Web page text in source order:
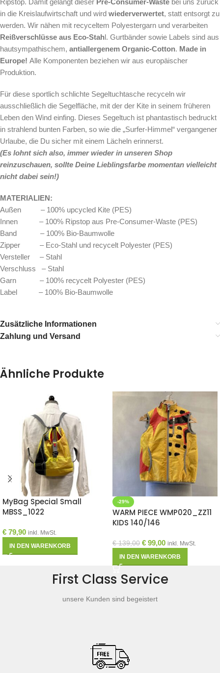
Ripstop. Damit gelangt dieser Pre-Consumer-Waste bei uns zurück
in die Kreislaufwirtschaft und wird wiederverwertet, statt entsorgt zu
werden. Wir nähen mit recyceltem Polyestergarn und verarbeiten
Reißverschlüsse aus Eco-Stahl. Gurtbänder sowie Labels sind aus
hautsympathischem, antiallergenem Organic-Cotton. Made in
Europe! Alle Komponenten beziehen wir aus europäischer
Produktion.
Für diese sportlich schlichte Segeltuchtasche recyceln wir
ausschließlich die Segelfläche, mit der der Kite in seinem früheren
Leben den Wind einfing. Dieses Segeltuch ist phantastisch bedruckt
in strahlend bunten Farben, so wie die „Surfer-Himmel“ vergangener
Urlaube, die Du sicher mit einem Lächeln erinnerst.
(Es lohnt sich also, immer wieder in unseren Shop
reinzuschauen, sollte Deine Lieblingsfarbe momentan vielleicht
nicht dabei sein!)
MATERIALIEN:
Außen – 100% upcycled Kite (PES)
Innen – 100% Ripstop aus Pre-Consumer-Waste (PES)
Band – 100% Bio-Baumwolle
Zipper – Eco-Stahl und recycelt Polyester (PES)
Versteller – Stahl
Verschluss – Stahl
Garn – 100% recycelt Polyester (PES)
Label – 100% Bio-Baumwolle
Zusätzliche Informationen
Zahlung und Versand
Ähnliche Produkte
MyBag Special Small
MBSS_1022
€ 79,90 inkl. MwSt.
IN DEN WARENKORB
-29%
WARM PIECE WMP020_ZZ11
KIDS 140/146
€139,00 € 99,00 inkl. MwSt.
IN DEN WARENKORB
First Class Service
unsere Kunden sind begeistert